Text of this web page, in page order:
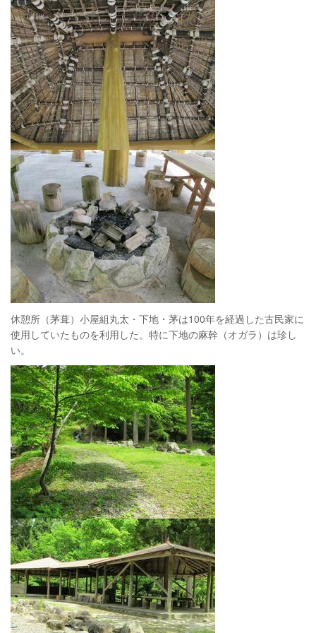
休憩所（茅葺）小屋組丸太・下地・茅は100年を経過した古民家に
使用していたものを利用した。特に下地の麻幹（オガラ）は珍し
い。